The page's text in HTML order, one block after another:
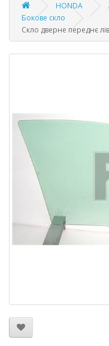
HONDA
Бокове скло
Скло дверне переднє